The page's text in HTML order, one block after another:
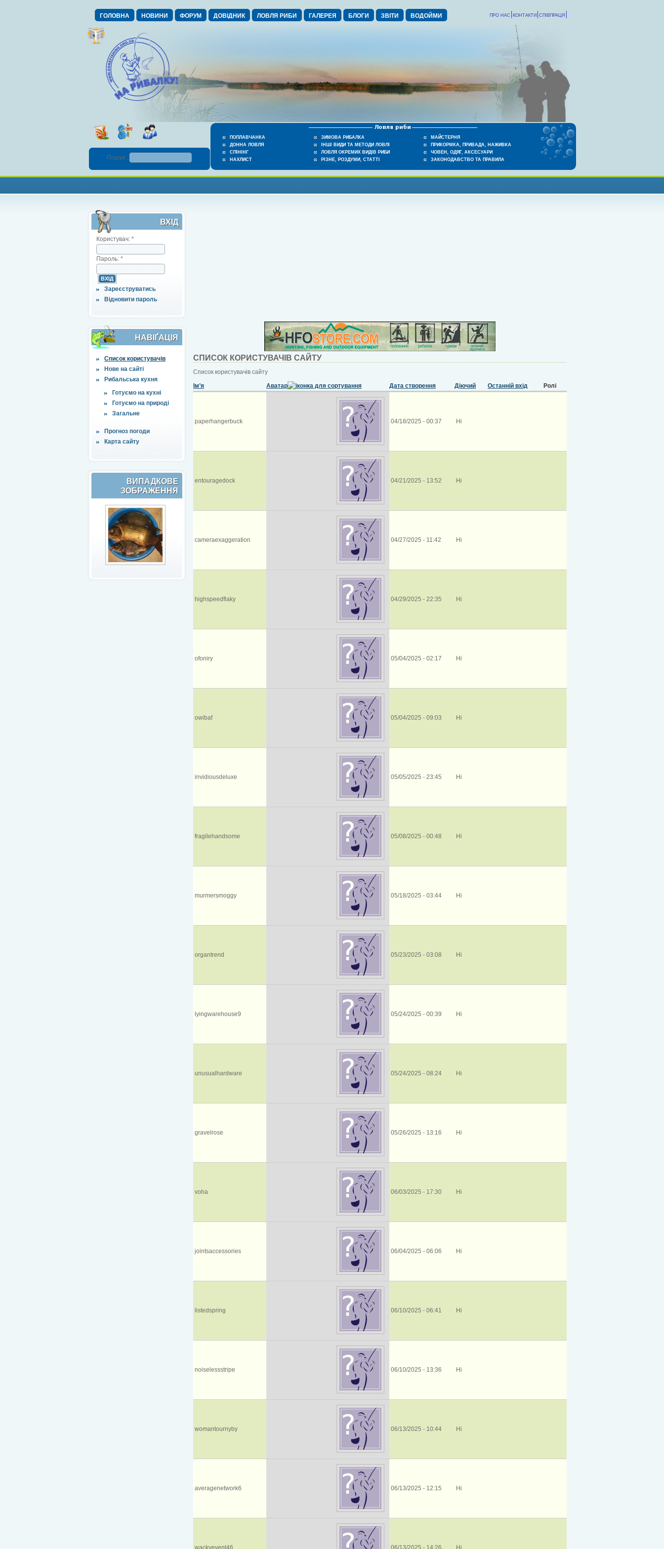
ГОЛОВНА НОВИНИ ФОРУМ ДОВІДНИК ЛОВЛЯ РИБИ ГАЛЕРЕЯ БЛОГИ ЗВІТИ ВОДОЙМИ СПІВПРАЦЯ
КОНТАКТИ
ПРО НАС
ПОПЛАВЧАНКА
ДОННА ЛОВЛЯ
СПІНІНГ
НАХЛИСТ
ЗИМОВА РИБАЛКА
ІНШІ ВИДИ ТА МЕТОДИ ЛОВЛІ
ЛОВЛЯ ОКРЕМИХ ВИДІВ РИБИ
РІЗНЕ, РОЗДУМИ, СТАТТІ
МАЙСТЕРНЯ
ПРИКОРМКА, ПРИВАДА, НАЖИВКА
ЧОВЕН, ОДЯГ, АКСЕСУАРИ
ЗАКОНОДАВСТВО ТА ПРАВИЛА
Пошук :
ВХІД
Користувач: *
Пароль: *
Зареєструватись
Відновити пароль
НАВІҐАЦІЯ
Список користувачів
Нове на сайті
Рибальська кухня
Готуємо на кухні
Готуємо на природі
Загальне
Прогноз погоди
Карта сайту
ВИПАДКОВЕ
ЗОБРАЖЕННЯ
СПИСОК КОРИСТУВАЧІВ САЙТУ
Список користувачів сайту
Ім’я
Аватар Дата створення Діючий Останній вхід Ролі
paperhangerbuck 04/18/2025 - 00:37 Ні
entouragedock 04/21/2025 - 13:52 Ні
cameraexaggeration 04/27/2025 - 11:42 Ні
highspeedflaky 04/29/2025 - 22:35 Ні
ofoniry 05/04/2025 - 02:17 Ні
owibaf 05/04/2025 - 09:03 Ні
invidiousdeluxe 05/05/2025 - 23:45 Ні
fragilehandsome 05/08/2025 - 00:48 Ні
murmersmoggy 05/18/2025 - 03:44 Ні
organtrend 05/23/2025 - 03:08 Ні
lyingwarehouse9 05/24/2025 - 00:39 Ні
unusualhardware 05/24/2025 - 08:24 Ні
gravelrose 05/26/2025 - 13:16 Ні
voha 06/03/2025 - 17:30 Ні
jointsaccessories 06/04/2025 - 06:06 Ні
listedspring 06/10/2025 - 06:41 Ні
noiselessstripe 06/10/2025 - 13:36 Ні
womantournyby 06/13/2025 - 10:44 Ні
averagenetwork6 06/13/2025 - 12:15 Ні
wackyevent46 06/13/2025 - 14:26 Ні